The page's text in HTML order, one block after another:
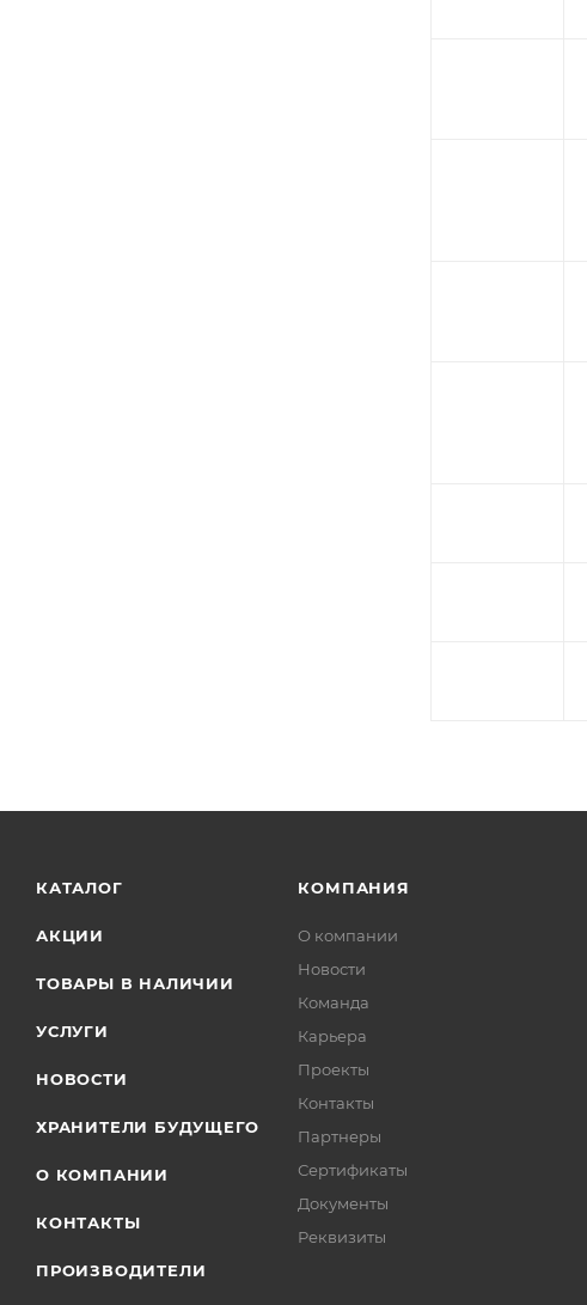
КАТАЛОГ
АКЦИИ
ТОВАРЫ В НАЛИЧИИ
УСЛУГИ
НОВОСТИ
ХРАНИТЕЛИ БУДУЩЕГО
О КОМПАНИИ
КОНТАКТЫ
ПРОИЗВОДИТЕЛИ
КОМПАНИЯ
О компании
Новости
Команда
Карьера
Проекты
Контакты
Партнеры
Сертификаты
Документы
Реквизиты